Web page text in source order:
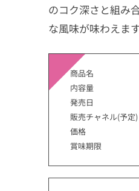
のコク深さと組み
な風味が味わえます
商品名 ：生チ
内容量 ：
発売日 ：
販売チャネル(予
価格 ：オー
賞味期限 ：